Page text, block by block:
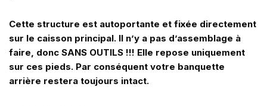
Cette structure est autoportante et fixée directement
sur le caisson principal. Il n’y a pas d’assemblage à
faire, donc SANS OUTILS !!! Elle repose uniquement
sur ces pieds. Par conséquent votre banquette
arrière restera toujours intact.